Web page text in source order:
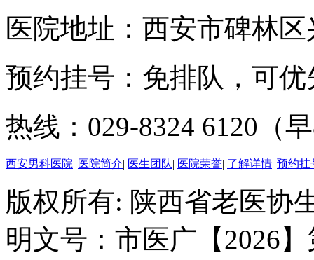
医院地址：西安市碑林
预约挂号：免排队，可优
热线：029-8324 6120（
西安男科医院| 医院简介| 医生团队| 医院荣誉| 了解详情| 预约挂
版权所有: 陕西省老医协
明文号：市医广【2026